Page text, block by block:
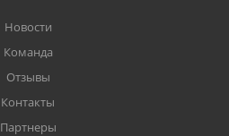
Новости
Команда
Отзывы
Контакты
Партнеры